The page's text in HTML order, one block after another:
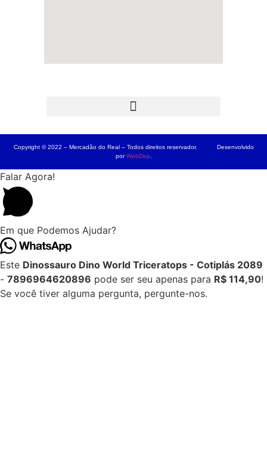
Copyright © 2022 – Mercadão do Real – Todos direitos reservador. Desenvolvido
porWebDep
Falar Agora!
Em que Podemos Ajudar?
Este Dinossauro Dino World Triceratops - Cotiplás 2089
- 7896964620896 pode ser seu apenas para R$ 114,90!
Se você tiver alguma pergunta, pergunte-nos.